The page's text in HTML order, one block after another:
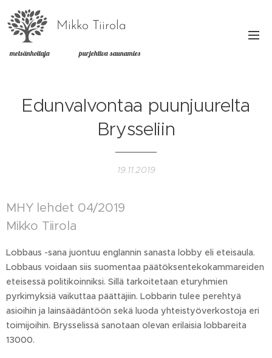
Mikko Tiirola
metsänhoitaja purjehtiva saunamies
Edunvalvontaa puunjuurelta
Brysseliin
19.11.2019
MHY lehdet 04/2019
Mikko Tiirola
Lobbaus -sana juontuu englannin sanasta lobby eli eteisaula.
Lobbaus voidaan siis suomentaa päätöksentekokammareiden
eteisessä politikoinniksi. Sillä tarkoitetaan eturyhmien
pyrkimyksiä vaikuttaa päättäjiin. Lobbarin tulee perehtyä
asioihin ja lainsäädäntöön sekä luoda yhteistyöverkostoja eri
toimijoihin. Brysselissä sanotaan olevan erilaisia lobbareita
13000.